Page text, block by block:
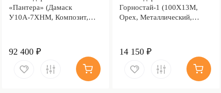
«Пантера» (Дамаск
У10А-7ХНМ, Композит,
92 400 ₽
Горностай-1 (100Х13М,
Орех, Металлический,
14 150 ₽